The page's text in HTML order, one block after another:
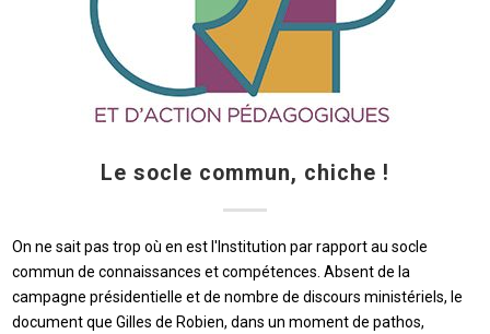
Le socle commun, chiche !
On ne sait pas trop où en est l'Institution par rapport au socle
commun de connaissances et compétences. Absent de la
campagne présidentielle et de nombre de discours ministériels, le
document que Gilles de Robien, dans un moment de pathos,